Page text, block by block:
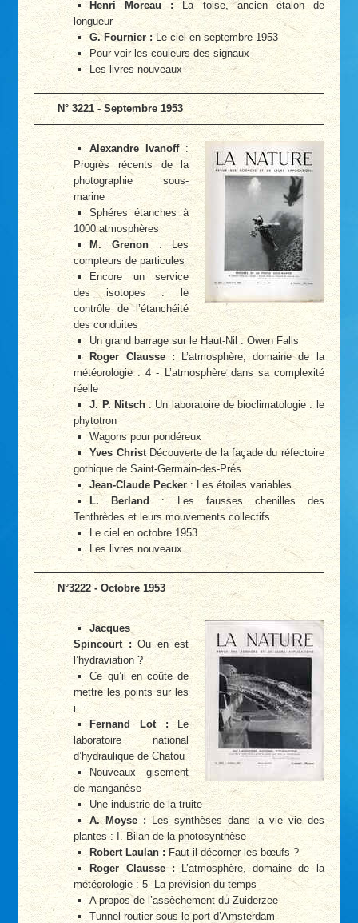
Henri Moreau :La toise, ancien étalon de
longueur
G. Fournier : Le ciel en septembre 1953
Pour voir les couleurs des signaux
Les livres nouveaux
N° 3221 - Septembre 1953
Alexandre Ivanoff:
Progrès récents de la
photographie sous-
marine
Sphéres étanches à
1000 atmosphères
M. Grenon: Les
compteurs de particules
Encore un service
des isotopes : le
contrôle de l’étanchéité
des conduites
Un grand barrage sur le Haut-Nil : Owen Falls
Roger Clausse : L’atmosphère, domaine de la
météorologie : 4 - L’atmosphère dans sa complexité
réelle
J. P. Nitsch: Un laboratoire de bioclimatologie : le
phytotron
Wagons pour pondéreux
Yves ChristDécouverte de la façade du réfectoire
gothique de Saint-Germain-des-Prés
Jean-Claude Pecker: Les étoiles variables
L. Berland : Les fausses chenilles des
Tenthrèdes et leurs mouvements collectifs
Le ciel en octobre 1953
Les livres nouveaux
N°3222 - Octobre 1953
Jacques
Spincourt :Ou en est
l’hydraviation ?
Ce qu’il en coûte de
mettre les points sur les
i
Fernand Lot : Le
laboratoire national
d’hydraulique de Chatou
Nouveaux gisement
de manganèse
Une industrie de la truite
A. Moyse : Les synthèses dans la vie vie des
plantes : I. Bilan de la photosynthèse
Robert Laulan : Faut-il décorner les bœufs ?
Roger Clausse :L’atmosphère, domaine de la
météorologie : 5- La prévision du temps
A propos de l’assèchement du Zuiderzee
Tunnel routier sous le port d’Amsterdam